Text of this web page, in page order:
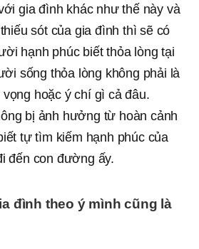
gia đình khác như thế này và
sót của gia đình thì sẽ có
hạnh phúc biết thỏa lòng tại
sống thỏa lòng không phải là
hoặc ý chí gì cả đâu.
bị ảnh hưởng từ hoàn cảnh
tự tìm kiếm hạnh phúc của
đến con đường ấy.
đình theo ý mình cũng là